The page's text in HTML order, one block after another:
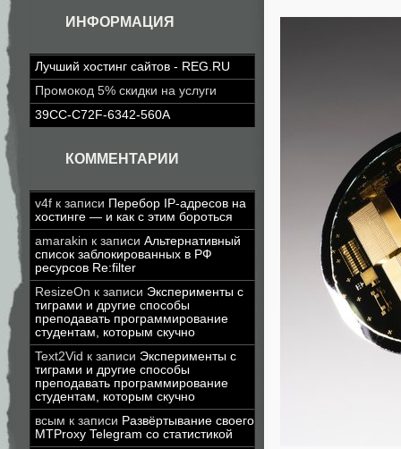
ИНФОРМАЦИЯ
Лучший хостинг сайтов - REG.RU
Промокод 5% скидки на услуги
39CC-C72F-6342-560A
КОММЕНТАРИИ
v4f к записи Перебор IP-адресов на
хостинге — и как с этим бороться
amarakin к записи Альтернативный
список заблокированных в РФ
ресурсов Re:filter
ResizeOn к записи Эксперименты с
тиграми и другие способы
преподавать программирование
студентам, которым скучно
Text2Vid к записи Эксперименты с
тиграми и другие способы
преподавать программирование
студентам, которым скучно
всым к записи Развёртывание своего
MTProxy Telegram со статистикой